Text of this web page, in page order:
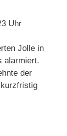
Uhr
Jolle in
alarmiert.
der